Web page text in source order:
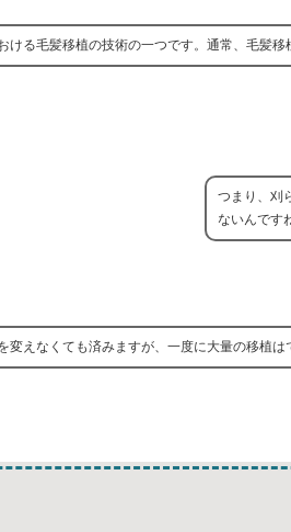
る毛髪移植の技術の一つです。通常、毛髪移
つまり、刈
ないんです
変えなくても済みますが、一度に大量の移植は